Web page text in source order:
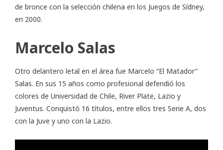
de bronce con la selección chilena en los Juegos de Sídney,
en 2000.
Marcelo Salas
Otro delantero letal en el área fue Marcelo “El Matador”
Salas. En sus 15 años como profesional defendió los
colores de Universidad de Chile, River Plate, Lazio y
Juventus. Conquistó 16 títulos, entre ellos tres Serie A, dos
con la Juve y uno con la Lazio.